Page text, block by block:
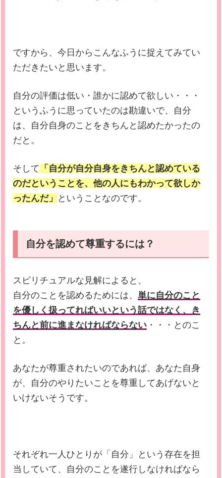
ですから、今日からこんなふうに捉えてみてい
ただきたいと思います。
自分の評価は低い・誰かに認めて欲しい・・・
というふうに思っていたのは勘違いで、自分
は、自分自身のことをきちんと認めたかったの
だと。
そして 「自分が自分自身をきちんと認めている
のだということを、他の人にもわかって欲しか
ったんだ」
ということなのです。
自分を認めて尊重するには？
スピリチュアルな見解によると、
自分のことを認めるためには、単に自分のこと
を優しく扱ってればいいという話ではなく、き
ちんと前に進まなければならない ・・・とのこ
と。
あなたが尊重されたいのであれば、あなた自身
が、自分のやりたいことを尊重してあげないと
いけないそうです。
それぞれ一人ひとりが「自分」という存在を担
当していて、自分のことを遂行しなければなら